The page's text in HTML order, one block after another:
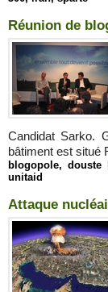
Réunion de
Candidat Sarko.
bâtiment est situé
blogopole, douste
unitaid
Attaque